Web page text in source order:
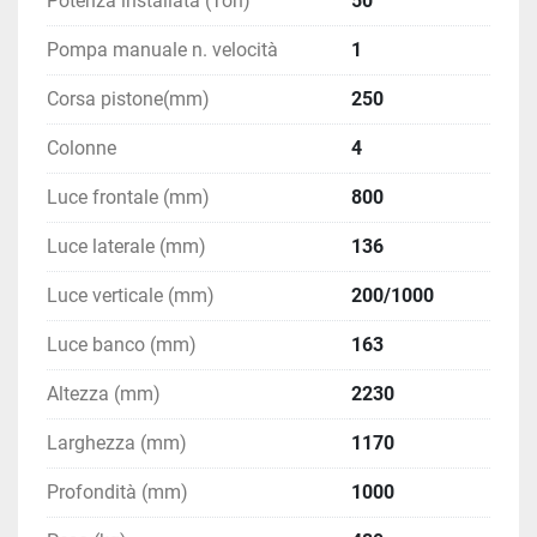
Rispetto alle presse con struttura imbullonata, il
telaio saldato offre:
maggiore stabilità strutturale
maggiore precisione durante la pressatura
maggiore durata nel tempo
minori deformazioni sotto carico
particolarmente affidabile per utilizzo
professionale in officina
RINFORZI
STRUTTURALI
LATERALI
La struttura della pressa è dotata di rinforzi laterali
Pompa manuale n. velocità 1
Corsa pistone(mm) 250
Colonne 4
Luce frontale (mm) 800
Luce laterale (mm) 136
Luce verticale (mm) 200/1000
Luce banco (mm) 163
Altezza (mm) 2230
Larghezza (mm) 1170
Profondità (mm) 1000